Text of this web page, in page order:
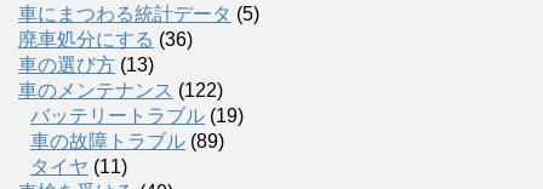
車にまつわる統計データ (5)
廃車処分にする (36)
車の選び方 (13)
車のメンテナンス (122)
バッテリートラブル (19)
車の故障トラブル (89)
タイヤ (11)